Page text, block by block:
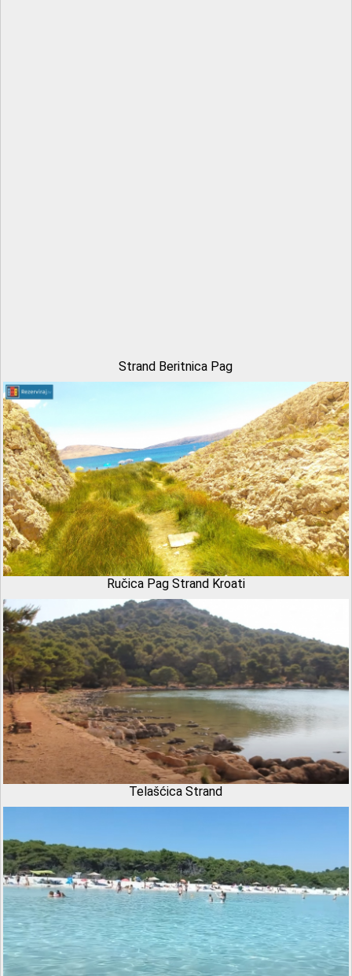
Strand Beritnica Pag
Ručica Pag Strand Kroati
Telašćica Strand